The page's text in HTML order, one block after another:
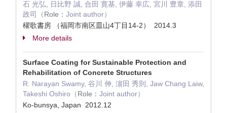
石 光弘, 日比野 誠, 合田 寛基, 伊藤 幸広, 宮川 豊章, 添田
政司（Role： Joint author）
櫂歌書房 （福岡市南区皿山4丁目14-2） 2014.3
More details
Surface Coating for Sustainable Protection and
Rehabilitation of Concrete Structures
R. Narayan Swamy, 谷川 伸, 濵田 秀則, Jaw Chang Laiw,
Takeshi Oshiro（Role： Joint author）
Ko-bunsya, Japan 2012.12